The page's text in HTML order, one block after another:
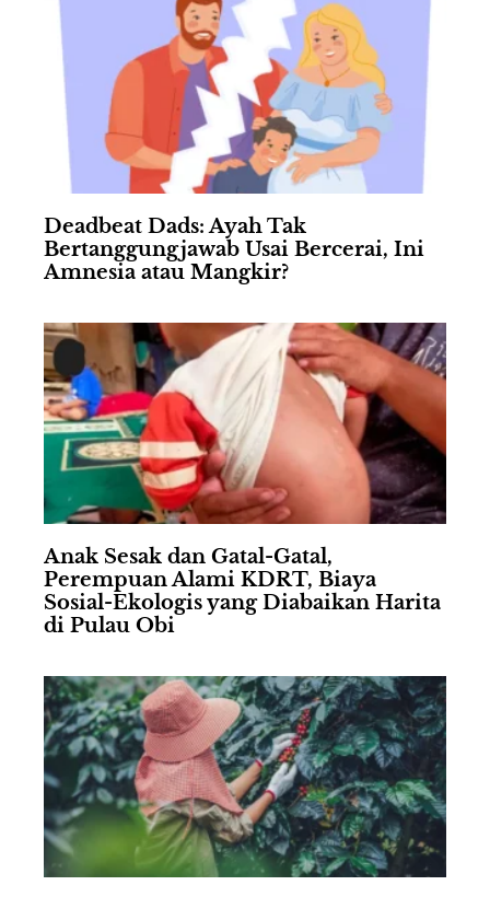
Deadbeat Dads: Ayah Tak
Bertanggungjawab Usai Bercerai, Ini
Amnesia atau Mangkir?
Anak Sesak dan Gatal-Gatal,
Perempuan Alami KDRT, Biaya
Sosial-Ekologis yang Diabaikan Harita
di Pulau Obi